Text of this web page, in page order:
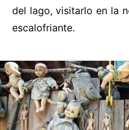
del lago, visitarlo en la
escalofriante.